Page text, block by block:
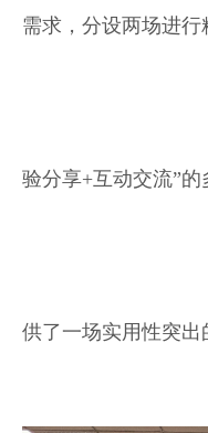
需求，分设两场进
验分享+互动交流”
供了一场实用性突出